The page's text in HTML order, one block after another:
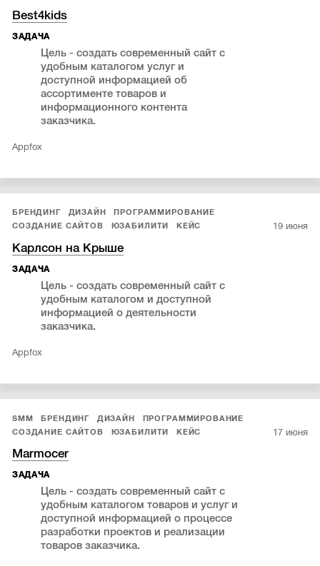
Best4kids
ЗАДАЧА
Цель - создать современный сайт с
удобным каталогом услуг и
доступной информацией об
ассортименте товаров и
информационного контента
заказчика.
Appfox
БРЕНДИНГ ДИЗАЙН
ПРОГРАММИРОВАНИЕ
СОЗДАНИЕ САЙТОВ
ЮЗАБИЛИТИ КЕЙС 19 июня
Карлсон на Крыше
ЗАДАЧА
Цель - создать современный сайт с
удобным каталогом и доступной
информацией о деятельности
заказчика.
Appfox
SMM БРЕНДИНГ ДИЗАЙН
ПРОГРАММИРОВАНИЕ
СОЗДАНИЕ САЙТОВ
ЮЗАБИЛИТИ КЕЙС 17 июня
Marmocer
ЗАДАЧА
Цель - создать современный сайт с
удобным каталогом товаров и услуг и
доступной информацией о процессе
разработки проектов и реализации
товаров заказчика.